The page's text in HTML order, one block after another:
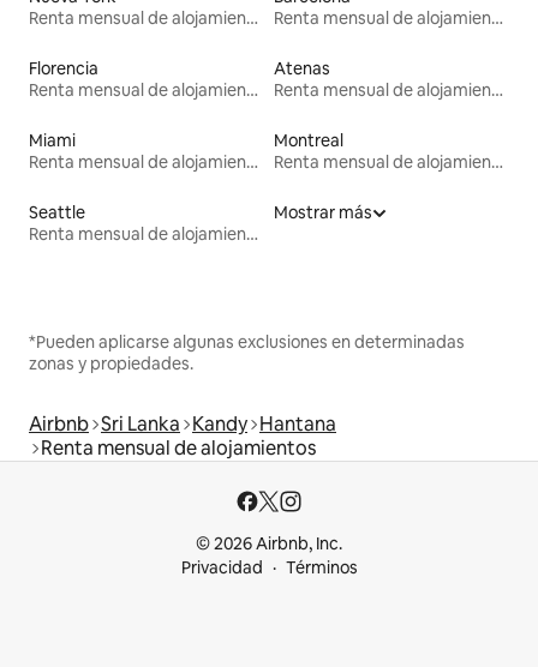
Renta mensual de alojamientos
Renta mensual de alojamientos
Florencia
Renta mensual de alojamientos
Atenas
Renta mensual de alojamientos
Miami
Renta mensual de alojamientos
Montreal
Renta mensual de alojamientos
Seattle
Renta mensual de alojamientos
Mostrar más
*Pueden aplicarse algunas exclusiones en determinadas
zonas y propiedades.
Airbnb Sri Lanka Kandy Hantana
Renta mensual de alojamientos
© 2026 Airbnb, Inc.
Privacidad
Términos